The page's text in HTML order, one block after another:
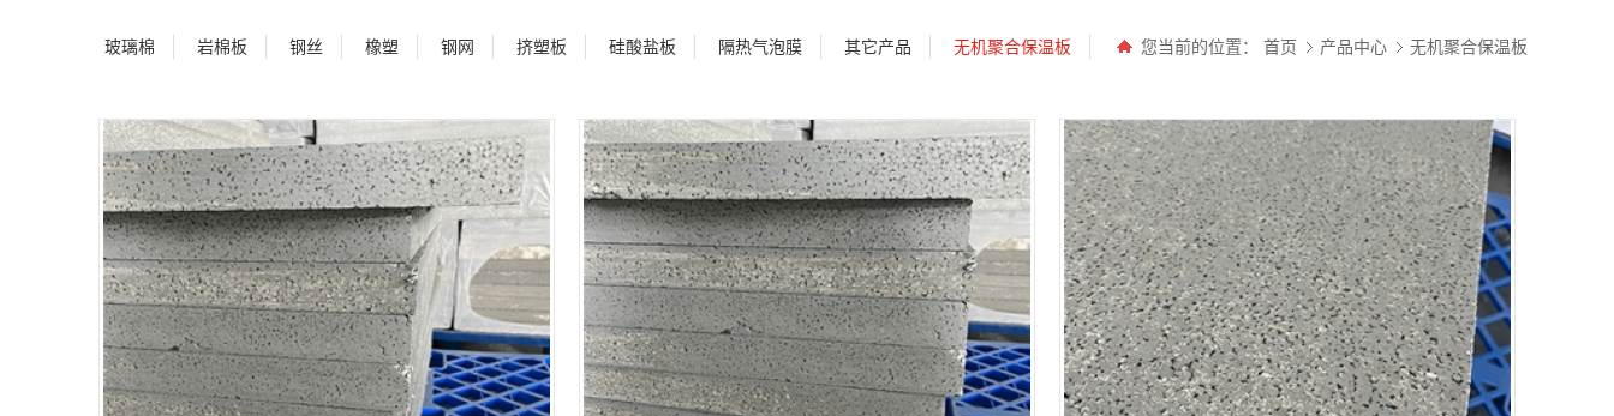
玻璃棉 岩棉板 钢丝 橡塑 钢网 挤塑板 硅酸盐板 隔热气泡膜 其它产品 无机聚合保温板 您当前的位置： 首页 产品中心 无机聚合保温板